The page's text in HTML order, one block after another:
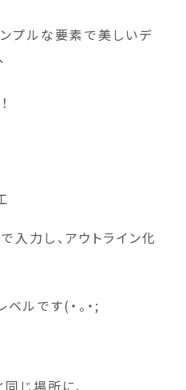
プルな要素で美しいデ
入力し、アウトライン化
ルです(・。・;